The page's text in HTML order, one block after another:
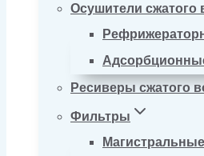
Осушители сжатого
Ресиверы сжатого
Фильтры